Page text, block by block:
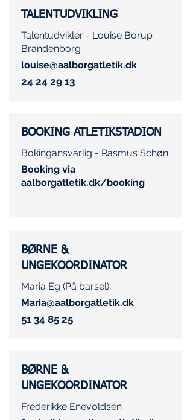
TALENTUDVIKLING
Talentudvikler - Louise Borup
Brandenborg
louise@aalborgatletik.dk
24 24 29 13
BOOKING ATLETIKSTADION
Bokingansvarlig - Rasmus Schøn
Booking via
aalborgatletik.dk/booking
BØRNE &
UNGEKOORDINATOR
Maria Eg (På barsel)
Maria@aalborgatletik.dk
51 34 85 25
BØRNE &
UNGEKOORDINATOR
Frederikke Enevoldsen